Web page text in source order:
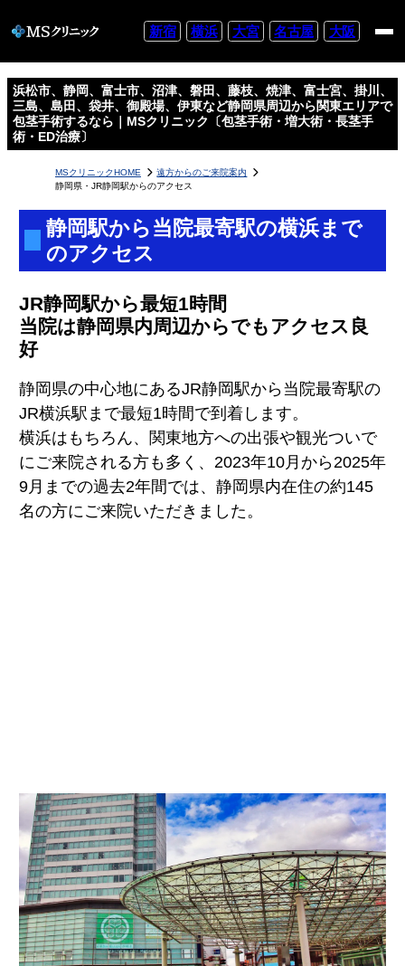
新宿 横浜 大宮 名古屋 大阪
浜松市、静岡、富士市、沼津、磐田、藤枝、焼津、富士宮、掛川、
三島、島田、袋井、御殿場、伊東など静岡県周辺から関東エリアで
包茎手術するなら｜MSクリニック〔包茎手術・増大術・長茎手
術・ED治療〕
MSクリニックHOME
遠方からのご来院案内
静岡県・JR静岡駅からのアクセス
静岡駅から当院最寄駅の横浜まで
のアクセス
JR静岡駅から最短1時間
当院は静岡県内周辺からでもアクセス良
好
静岡県の中心地にあるJR静岡駅から当院最寄駅の
JR横浜駅まで最短1時間で到着します。
横浜はもちろん、関東地方への出張や観光ついで
にご来院される方も多く、2023年10月から2025年
9月までの過去2年間では、静岡県内在住の約145
名の方にご来院いただきました。